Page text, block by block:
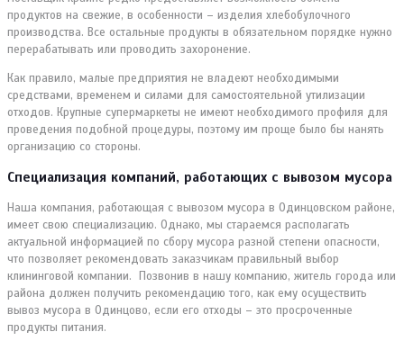
продуктов на свежие, в особенности – изделия хлебобулочного
производства. Все остальные продукты в обязательном порядке нужно
перерабатывать или проводить захоронение.
Как правило, малые предприятия не владеют необходимыми
средствами, временем и силами для самостоятельной утилизации
отходов. Крупные супермаркеты не имеют необходимого профиля для
проведения подобной процедуры, поэтому им проще было бы нанять
организацию со стороны.
Специализация компаний, работающих с вывозом мусора
Наша компания, работающая с вывозом мусора в Одинцовском районе,
имеет свою специализацию. Однако, мы стараемся располагать
актуальной информацией по сбору мусора разной степени опасности,
что позволяет рекомендовать заказчикам правильный выбор
клининговой компании. Позвонив в нашу компанию, житель города или
района должен получить рекомендацию того, как ему осуществить
вывоз мусора в Одинцово, если его отходы – это просроченные
продукты питания.